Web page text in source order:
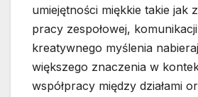
umiejętności miękkie takie jak
pracy zespołowej,
kreatywnego myślenia
większego znaczenia w
współpracy między działami